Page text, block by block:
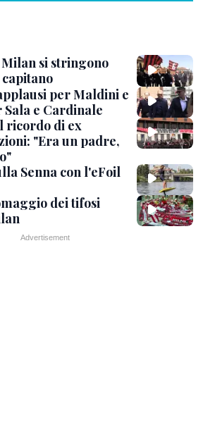
si stringono
per Maldini e
e Cardinale
ricordo di ex
"Era un padre,
Senna con l'eFoil
dei tifosi